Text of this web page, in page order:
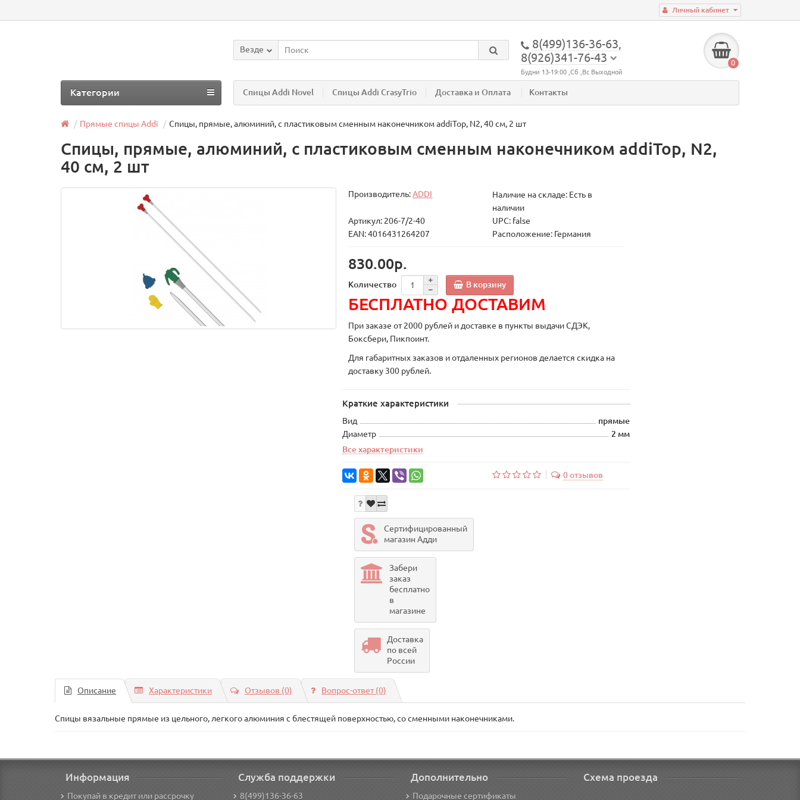
Личный кабинет
8(499)136-36-63,
8(926)341-76-43
Будни 13-19:00 ,Сб ,Вс Выходной
0
Везде
Спицы Addi Novel Спицы Addi CrasyTrio Доставка и Оплата Контакты
Категории
Прямые спицы Addi Спицы, прямые, алюминий, с пластиковым сменным наконечником addiTop, N2, 40 см, 2 шт
Спицы, прямые, алюминий, с пластиковым сменным наконечником addiTop, N2,
40 см, 2 шт
Производитель:ADDI
Наличие на складе: Есть в
наличии
Артикул: 206-7/2-40
UPC: false
EAN: 4016431264207
Расположение: Германия
830.00р.
Количество В корзину
БЕСПЛАТНО ДОСТАВИМ
При заказе от 2000 рублей и доставке в пункты выдачи СДЭК,
Боксбери, Пикпоинт.
Для габаритных заказов и отдаленных регионов делается скидка на
доставку 300 рублей.
Краткие характеристики
Вид
прямые
Диаметр
2 мм
Все характеристики
0 отзывов
Сертифицированный
магазин Адди
Забери
заказ
бесплатно
в
магазине
Доставка
по всей
России
Описание Характеристики Отзывов (0) Вопрос-ответ(0)
Спицы вязальные прямые из цельного, легкого алюминия с блестящей поверхностью, со сменными наконечниками.
Информация
Покупай в кредит или рассрочку
Служба поддержки
8(499)136-36-63
Дополнительно
Подарочные сертификаты
Схема проезда